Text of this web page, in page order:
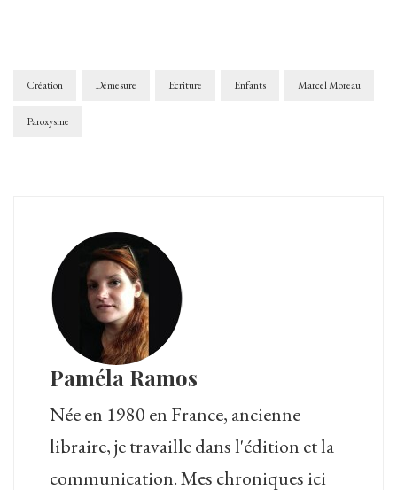
Création Démesure Ecriture Enfants Marcel Moreau
Paroxysme
Paméla Ramos
Née en 1980 en France, ancienne
libraire, je travaille dans l'édition et la
communication. Mes chroniques ici